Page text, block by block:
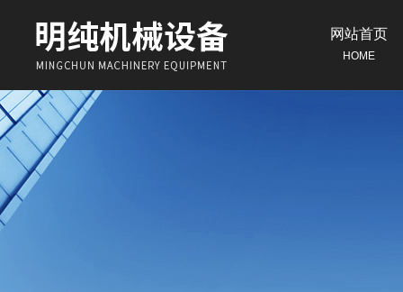
网站首页
HOME